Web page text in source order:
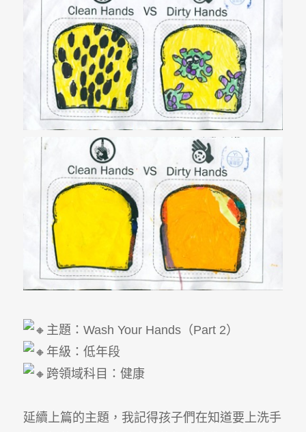
主題：Wash Your Hands（Part 2）
年級：低年段
跨領域科目：健康
延續上篇的主題，我記得孩子們在知道要上洗手